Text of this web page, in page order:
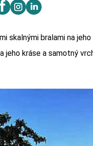
skalnými bralami na jeho
kráse a samotný